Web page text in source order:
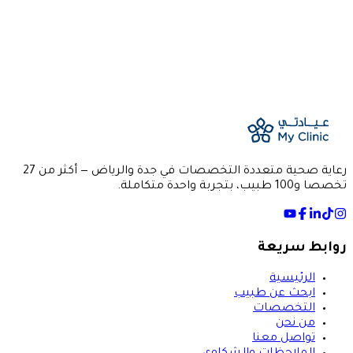
رعاية صحية متعددة التخصصات في جدة والرياض — أكثر من 27
تخصصا و100 طبيب، بتجربة واحدة متكاملة.
روابط سريعة
الرئيسية
ابحث عن طبيب
التخصصات
من نحن
تواصل معنا